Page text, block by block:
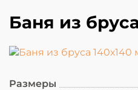
Баня из
Размеры